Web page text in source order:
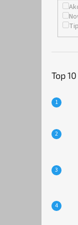
Tip
Top